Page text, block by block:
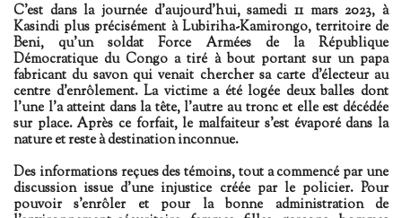
C'est dans la journée d'aujourd'hui, samedi 11 mars 2023, à
Kasindi plus précisément à Lubiriha-Kamirongo, territoire de
Beni, qu'un soldat Force Armées de la République
Démocratique du Congo a tiré à bout portant sur un papa
fabricant du savon qui venait chercher sa carte d'électeur au
centre d'enrôlement. La victime a été logée deux balles dont
l'une l'a atteint dans la tête, l'autre au tronc et elle est décédée
sur place. Après ce forfait, le malfaiteur s'est évaporé dans la
nature et reste à destination inconnue.
Des informations reçues des témoins, tout a commencé par une
discussion issue d'une injustice créée par le policier. Pour
pouvoir s'enrôler et pour la bonne administration de